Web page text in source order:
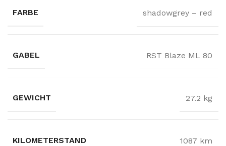
FARBE shadowgrey – red
GABEL RST Blaze ML 80
GEWICHT 27.2 kg
KILOMETERSTAND 1087 km